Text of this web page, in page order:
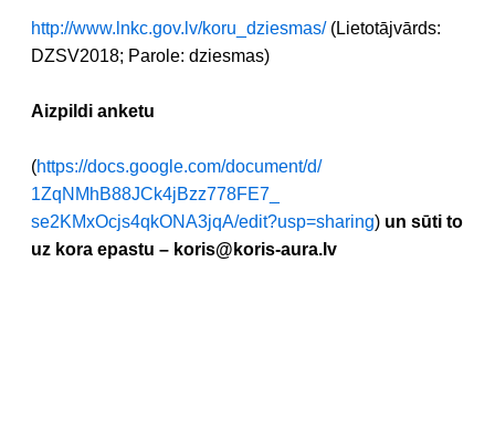
http://www.lnkc.gov.lv/koru_dziesmas/ (Lietotājvārds:
DZSV2018; Parole: dziesmas)
Aizpildi anketu
(https://docs.google.com/document/d/
1ZqNMhB88JCk4jBzz778FE7_
se2KMxOcjs4qkONA3jqA/edit?usp=sharing) un sūti to
uz kora epastu – koris@koris-aura.lv